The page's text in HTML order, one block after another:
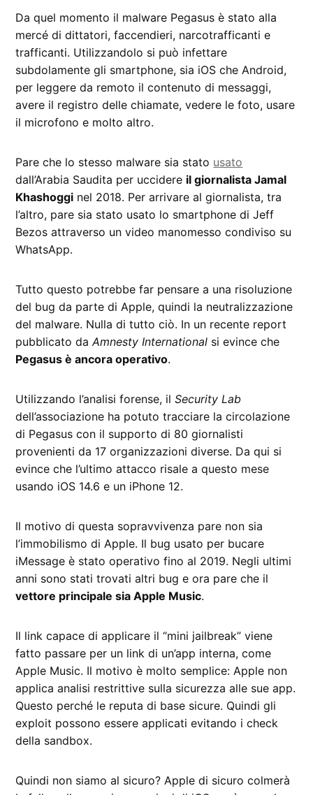
Da quel momento il malware Pegasus è stato alla
mercé di dittatori, faccendieri, narcotrafficanti e
trafficanti. Utilizzandolo si può infettare
subdolamente gli smartphone, sia iOS che Android,
per leggere da remoto il contenuto di messaggi,
avere il registro delle chiamate, vedere le foto, usare
il microfono e molto altro.
Pare che lo stesso malware sia stato usato
dall’Arabia Saudita per uccidere il giornalista Jamal
Khashoggi nel 2018. Per arrivare al giornalista, tra
l’altro, pare sia stato usato lo smartphone di Jeff
Bezos attraverso un video manomesso condiviso su
WhatsApp.
Tutto questo potrebbe far pensare a una risoluzione
del bug da parte di Apple, quindi la neutralizzazione
del malware. Nulla di tutto ciò. In un recente report
pubblicato daAmnesty International si evince che
Pegasus è ancora operativo.
Utilizzando l’analisi forense, ilSecurity Lab
dell’associazione ha potuto tracciare la circolazione
di Pegasus con il supporto di 80 giornalisti
provenienti da 17 organizzazioni diverse. Da qui si
evince che l’ultimo attacco risale a questo mese
usando iOS 14.6 e un iPhone 12.
Il motivo di questa sopravvivenza pare non sia
l’immobilismo di Apple. Il bug usato per bucare
iMessage è stato operativo fino al 2019. Negli ultimi
anni sono stati trovati altri bug e ora pare che il
vettore principale sia Apple Music.
Il link capace di applicare il “mini jailbreak” viene
fatto passare per un link di un’app interna, come
Apple Music. Il motivo è molto semplice: Apple non
applica analisi restrittive sulla sicurezza alle sue app.
Questo perché le reputa di base sicure. Quindi gli
exploit possono essere applicati evitando i check
della sandbox.
Quindi non siamo al sicuro? Apple di sicuro colmerà